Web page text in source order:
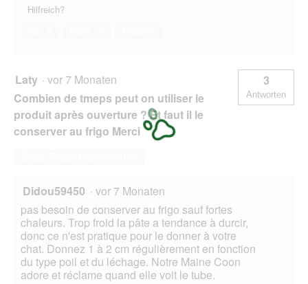
Hilfreich?
Laty · vor 7 Monaten
Combien de tmeps peut on utiliser le
produit après ouverture ? Et faut il le
conserver au frigo Merci
3
Antworten
Didou59450 · vor 7 Monaten
pas besoin de conserver au frigo sauf fortes
chaleurs. Trop froid la pâte a tendance à durcir,
donc ce n'est pratique pour le donner à votre
chat. Donnez 1 à 2 cm régulièrement en fonction
du type poil et du léchage. Notre Maine Coon
adore et réclame quand elle voit le tube.